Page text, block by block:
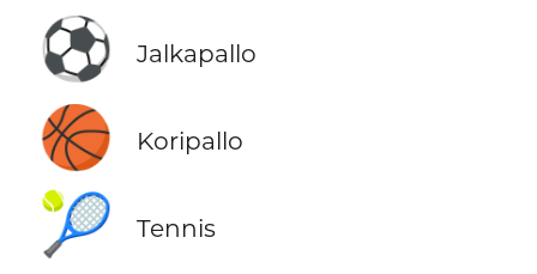
⚽ Jalkapallo
🏀 Koripallo
🎾 Tennis